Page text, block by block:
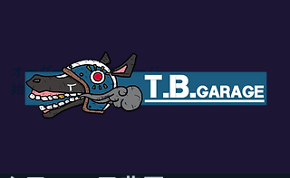
オーダーバイクガレージ
​始めました